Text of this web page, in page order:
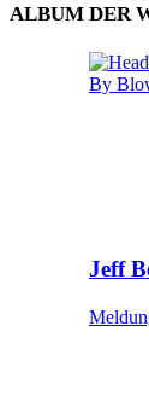
ALBUM DER
Jeff